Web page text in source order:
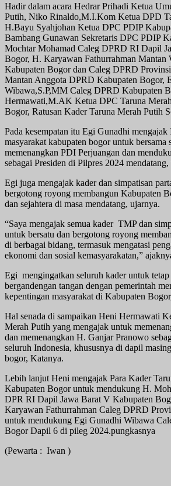
Hadir dalam acara Hedrar Prihadi Ketua
Putih, Niko Rinaldo,M.I.Kom Ketua DPD
H.Bayu Syahjohan Ketua DPC PDIP
Bambang Gunawan Sekretaris DPC PDIP
Mochtar Mohamad Caleg DPRD RI Dapil
Bogor, H. Karyawan Fathurrahman Mantan
Kabupaten Bogor dan Caleg DPRD
Mantan Anggota DPRD Kabupaten Bogor,
Wibawa,S.P,MM Caleg DPRD Kabupaten
Hermawati,M.AK Ketua DPC Taruna
Bogor, Ratusan Kader Taruna Merah Putih
Pada kesempatan itu Egi Gunadhi
masyarakat kabupaten bogor untuk bersama
memenangkan PDI Perjuangan dan
sebagai Presiden di Pilpres 2024
Egi juga mengajak kader dan simpatisan
bergotong royong membangun Kabupaten
dan sejahtera di masa mendatang, ujarnya.
“Saya mengajak semua kader TMP dan
untuk bersatu dan bergotong royong
di berbagai bidang, termasuk mengatasi
ekonomi dan sosial kemasyarakatan,”
Egi mengingatkan seluruh kader untuk tetap
bergandengan tangan dengan pemerintah
kepentingan masyarakat di Kabupaten
Hal senada di sampaikan Heni Hermawati
Merah Putih yang mengajak untuk
dan memenangkan H. Ganjar Pranowo
seluruh Indonesia, khususnya di dapil
bogor, Katanya.
Lebih lanjut Heni mengajak Para Kader
Kabupaten Bogor untuk mendukung H.
DPR RI Dapil Jawa Barat V Kabupaten
Karyawan Fathurrahman Caleg DPRD
untuk mendukung Egi Gunadhi Wibawa
Bogor Dapil 6 di pileg 2024.pungkasnya
(Pewarta : Iwan )